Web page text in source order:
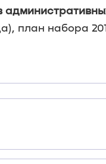
план набора